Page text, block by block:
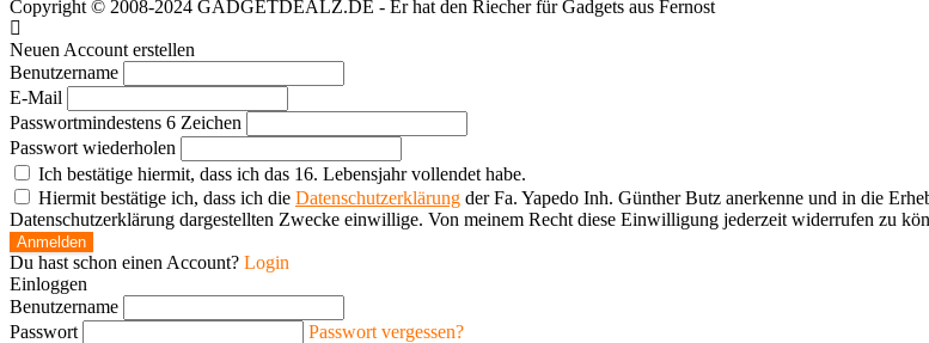
User398182
optical
User398182
Grocery
User398182
Grocery
User398182
Grocery
Copyright © 2008-2024 GADGETDEALZ.DE - Er hat den Riecher für Gadgets aus Fernost
Neuen Account erstellen
Benutzername
E-Mail
Passwortmindestens 6 Zeichen
Passwort wiederholen
Ich bestätige hiermit, dass ich das 16. Lebensjahr vollendet habe.
Hiermit bestätige ich, dass ich die Datenschutzerklärung der Fa. Yapedo Inh. Günther Butz anerkenne und in die
Datenschutzerklärung dargestellten Zwecke einwillige. Von meinem Recht diese Einwilligung jederzeit widerrufen zu
Anmelden
Du hast schon einen Account? Login
Einloggen
Benutzername
Passwort
Passwort vergessen?